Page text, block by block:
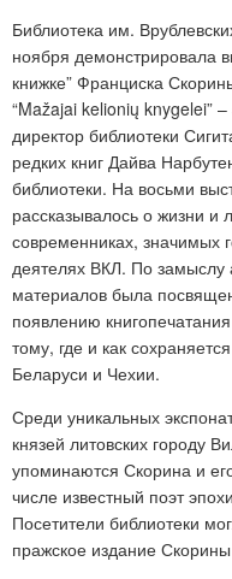
Библиотека им.
ноября демонстрировала
книжке” Франциска
“Mažajai kelionių knygelei”
директор библиотеки
редких книг Дайва
библиотеки. На восьми
рассказывалось о жизни и
современниках, значимых
деятелях ВКЛ. По замыслу
материалов была
появлению
тому, где и как
Беларуси и Чехии.
Среди уникальных
князей литовских городу
упоминаются Скорина и
числе известный поэт
Посетители библиотеки
пражское издание